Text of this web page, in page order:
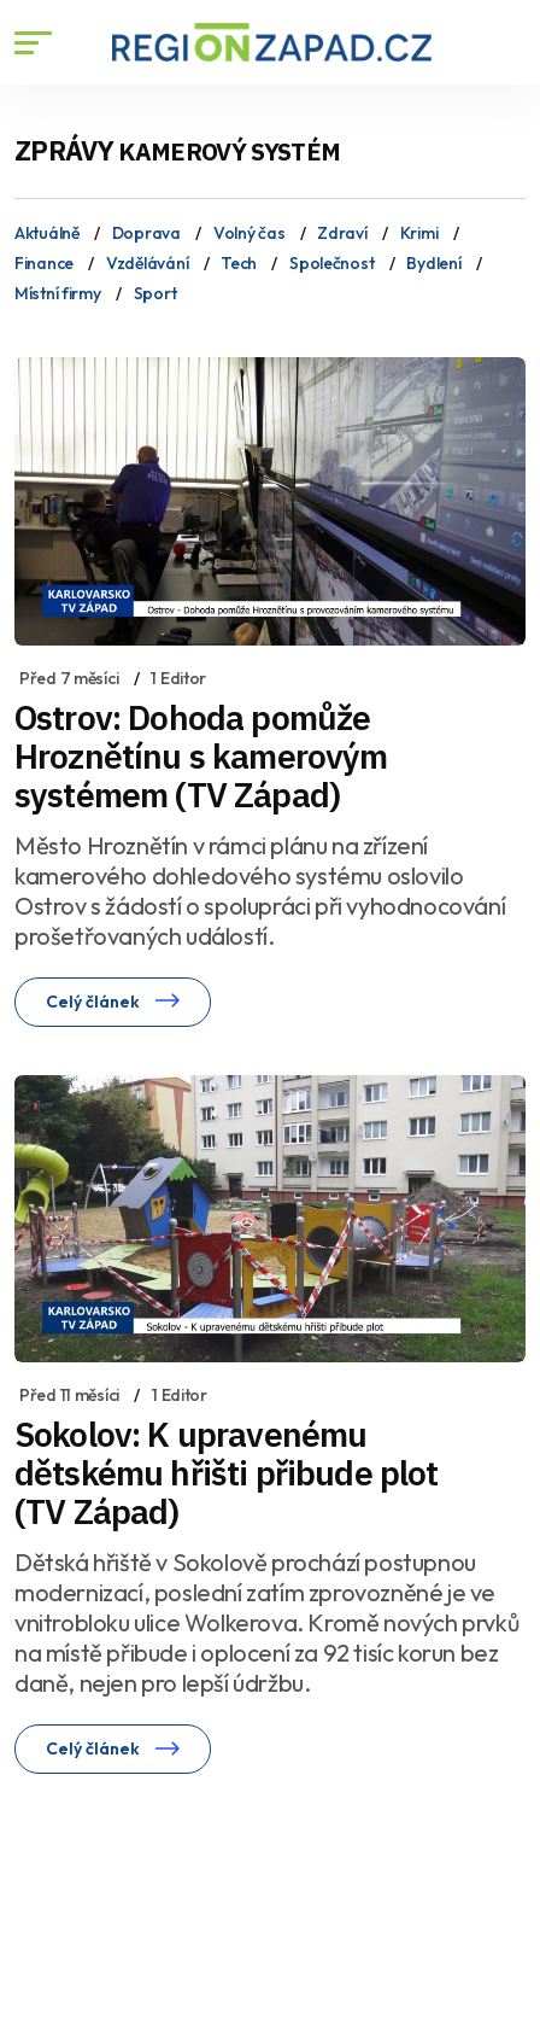
ZPRÁVYKAMEROVÝ SYSTÉM
Aktuálně Doprava Volný čas Zdraví
Krimi
Finance
Vzdělávání Tech Společnost
Bydlení
Místní firmy
Sport
Před 7 měsíci 1 Editor
Ostrov: Dohoda pomůže
Hroznětínu s kamerovým
systémem (TV Západ)
Město Hroznětín v rámci plánu na zřízení
kamerového dohledového systému oslovilo
Ostrov s žádostí o spolupráci při vyhodnocování
prošetřovaných událostí.
Celý článek
Před 11 měsíci 1 Editor
Sokolov: K upravenému
dětskému hřišti přibude plot
(TV Západ)
Dětská hřiště v Sokolově prochází postupnou
modernizací, poslední zatím zprovozněné je ve
vnitrobloku ulice Wolkerova. Kromě nových prvků
na místě přibude i oplocení za 92 tisíc korun bez
daně, nejen pro lepší údržbu.
Celý článek